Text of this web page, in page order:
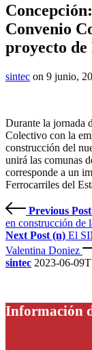
Convenio
proyecto de
sintec on 9 junio,
Durante la jornada
Colectivo con la
construcción del
unirá las comunas
corresponde a un
Ferrocarriles del
Previous
en construcción de
Next Post (n) El
Valentina Doniez
sintec 2023-06-
Información